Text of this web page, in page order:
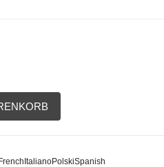
French ItalianoPolskiSpanish